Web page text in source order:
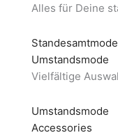
Alles für Deine
Standesamtmode
Umstandsmode
Vielfältige
Umstandsmode
Accessories